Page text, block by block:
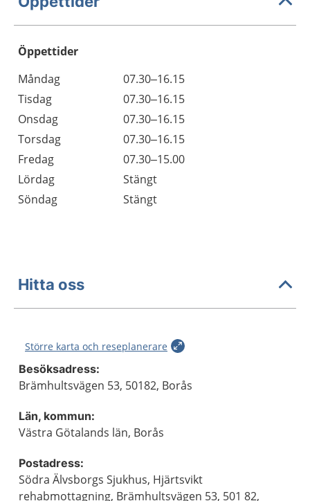
Öppettider
Dag
Öppettider
Kommentarer
Måndag
07.30–16.15
Tisdag
07.30–16.15
Onsdag
07.30–16.15
Torsdag
07.30–16.15
Fredag
07.30–15.00
Lördag
Stängt
Söndag
Stängt
Hitta oss
Större karta och reseplanerare
Besöksadress:
Brämhultsvägen 53, 50182, Borås
Län, kommun:
Västra Götalands län, Borås
Postadress:
Södra Älvsborgs Sjukhus, Hjärtsvikt
rehabmottagning, Brämhultsvägen 53, 501 82,